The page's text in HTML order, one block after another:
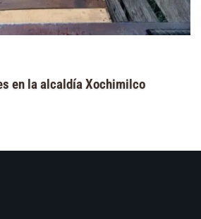
en la alcaldía Xochimilco